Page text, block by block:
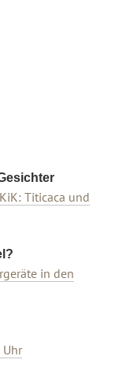
Titicaca und
in den